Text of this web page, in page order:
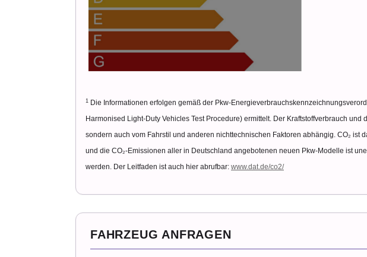
1
Die Informationen erfolgen gemäß der Pkw-
Harmonised Light-Duty Vehicles Test Procedure) ermittelt. Der Kraftstoffverbrauch
sondern auch vom Fahrstil und anderen nichttechnischen Faktoren abhängig. CO₂
und die CO₂-Emissionen aller in Deutschland angebotenen neuen Pkw-Modelle ist
werden. Der Leitfaden ist auch hier abrufbar: www.dat.de/co2/
FAHRZEUG ANFRAGEN